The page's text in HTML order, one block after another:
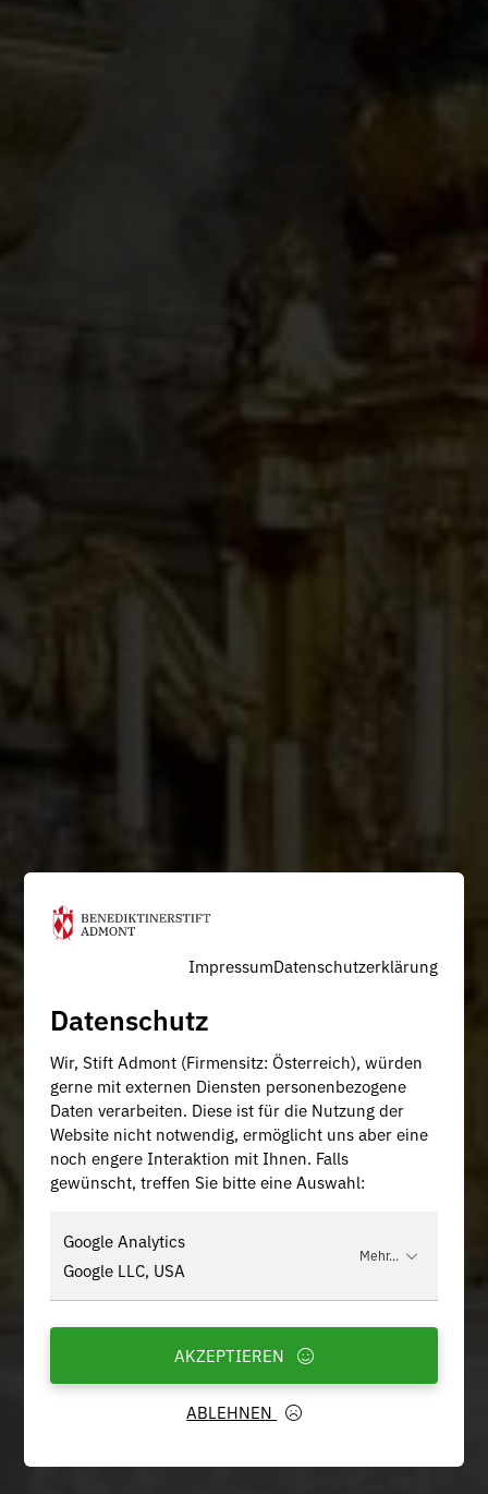
ImpressumDatenschutzerklärung
Datenschutz
Wir, Stift Admont (Firmensitz: Österreich), würden
gerne mit externen Diensten personenbezogene
Daten verarbeiten. Diese ist für die Nutzung der
Website nicht notwendig, ermöglicht uns aber eine
noch engere Interaktion mit Ihnen. Falls
gewünscht, treffen Sie bitte eine Auswahl:
Google Analytics
Google LLC, USA
Mehr...
ABLEHNEN
AKZEPTIEREN